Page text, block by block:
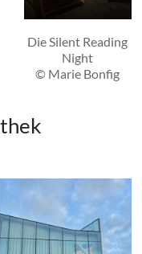
Die Silent Reading
Night
© Marie Bonfig